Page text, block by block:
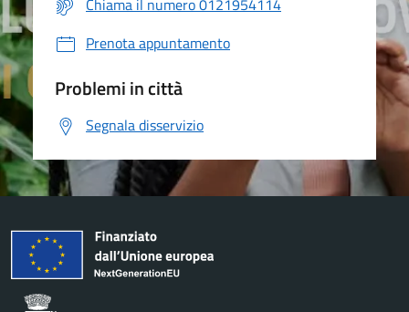
Chiama il numero 0121954114
Prenota appuntamento
Problemi in città
Segnala disservizio